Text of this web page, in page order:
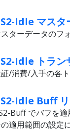
Idle マスタ
ターデータのフ
Idle トラン
/消費/入手の各
Idle Buff
Buff でバフを適
適用範囲の設定